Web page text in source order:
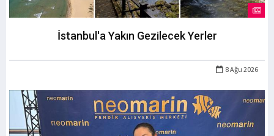
İstanbul'a Yakın Gezilecek Yerler
8 Ağu 2026